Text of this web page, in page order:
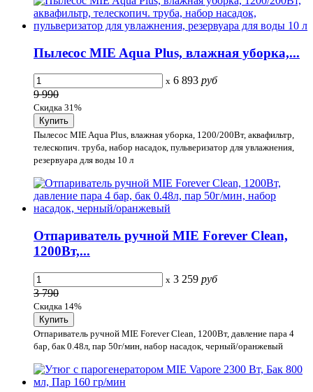
Пылесос MIE Aqua Plus, влажная уборка,...
x 6 893 руб
9 990
Скидка 31%
Пылесос MIE Aqua Plus, влажная уборка, 1200/200Вт, аквафильтр,
телескопич. труба, набор насадок, пульверизатор для увлажнения,
резервуара для воды 10 л
Отпариватель ручной MIE Forever Clean,
1200Вт,...
x 3 259 руб
3 790
Скидка 14%
Отпариватель ручной MIE Forever Clean, 1200Вт, давление пара 4
бар, бак 0.48л, пар 50г/мин, набор насадок, черный/оранжевый